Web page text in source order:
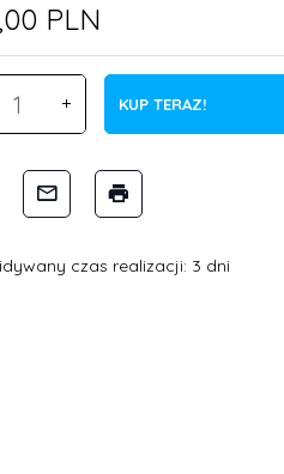
00 PLN
KUP TERAZ!
czas realizacji: 3 dni